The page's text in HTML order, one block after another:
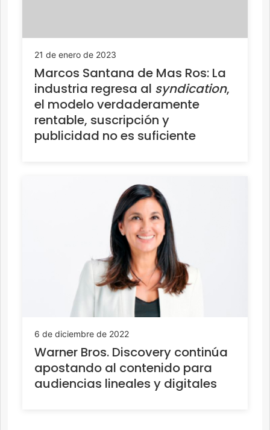
21 de enero de 2023
Marcos Santana de Mas Ros: La
industria regresa al syndication,
el modelo verdaderamente
rentable, suscripción y
publicidad no es suficiente
6 de diciembre de 2022
Warner Bros. Discovery continúa
apostando al contenido para
audiencias lineales y digitales